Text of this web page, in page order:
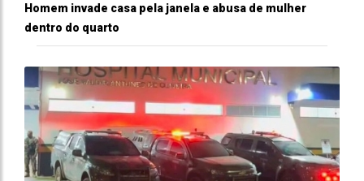
Homem invade casa pela janela e abusa de mulher
dentro do quarto